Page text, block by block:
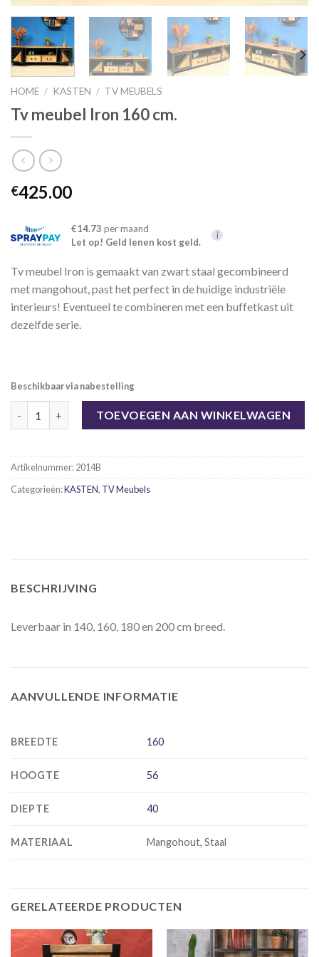
HOME / KASTEN / TV MEUBELS
Tv meubel Iron 160 cm.
€425.00
€14.73 per maand
Let op! Geld lenen kost geld.
i
Tv meubel Iron is gemaakt van zwart staal gecombineerd
met mangohout, past het perfect in de huidige industriële
interieurs! Eventueel te combineren met een buffetkast uit
dezelfde serie.
Beschikbaar via nabestelling
TOEVOEGEN AAN WINKELWAGEN
Artikelnummer:2014B
Categorieën:KASTEN, TV Meubels
BESCHRIJVING
Leverbaar in 140, 160, 180 en 200 cm breed.
AANVULLENDE INFORMATIE
BREEDTE 160
HOOGTE 56
DIEPTE 40
MATERIAAL Mangohout, Staal
GERELATEERDE PRODUCTEN